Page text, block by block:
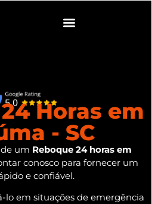
Horas em
- SC
um Reboque 24 horas em
conosco para fornecer um
e confiável.
lo em situações de emergência